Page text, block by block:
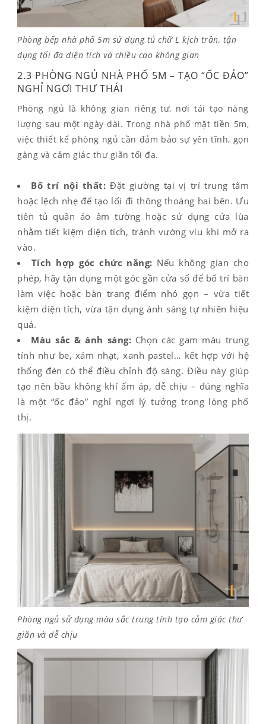
Phòng bếp nhà phố 5m sử dụng tủ chữ L kịch trần, tận
dụng tối đa diện tích và chiều cao không gian
2.3 PHÒNG NGỦ NHÀ PHỐ 5M – TẠO “ỐC ĐẢO”
NGHỈ NGƠI THƯ THÁI
Phòng ngủ là không gian riêng tư, nơi tái tạo năng
lượng sau một ngày dài. Trong nhà phố mặt tiền 5m,
việc thiết kế phòng ngủ cần đảm bảo sự yên tĩnh, gọn
gàng và cảm giác thư giãn tối đa.
Bố trí nội thất:Đặt giường tại vị trí trung tâm
hoặc lệch nhẹ để tạo lối đi thông thoáng hai bên. Ưu
tiên tủ quần áo âm tường hoặc sử dụng cửa lùa
nhằm tiết kiệm diện tích, tránh vướng víu khi mở ra
vào.
Tích hợp góc chức năng: Nếu không gian cho
phép, hãy tận dụng một góc gần cửa sổ để bố trí bàn
làm việc hoặc bàn trang điểm nhỏ gọn – vừa tiết
kiệm diện tích, vừa tận dụng ánh sáng tự nhiên hiệu
quả.
Màu sắc & ánh sáng: Chọn các gam màu trung
tính như be, xám nhạt, xanh pastel… kết hợp với hệ
thống đèn có thể điều chỉnh độ sáng. Điều này giúp
tạo nên bầu không khí ấm áp, dễ chịu – đúng nghĩa
là một “ốc đảo” nghỉ ngơi lý tưởng trong lòng phố
thị.
Phòng ngủ sử dụng màu sắc trung tính tạo cảm giác thư
giãn và dễ chịu